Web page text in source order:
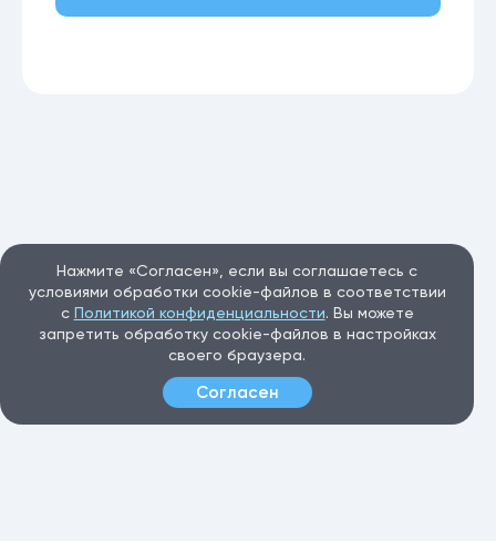
Нажмите «Согласен», если вы соглашаетесь с
условиями обработки cookie-файлов в соответствии
с Политикой конфиденциальности. Вы можете
запретить обработку cookie-файлов в настройках
своего браузера.
Согласен